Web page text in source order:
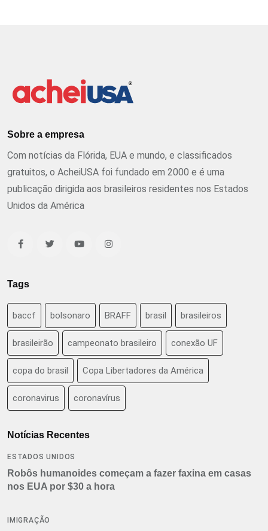
Sobre a empresa
Com notícias da Flórida, EUA e mundo, e classificados
gratuitos, o AcheiUSA foi fundado em 2000 e é uma
publicação dirigida aos brasileiros residentes nos Estados
Unidos da América
Tags
baccf bolsonaro BRAFF brasil brasileiros
brasileirão campeonato brasileiro conexão UF
copa do brasil Copa Libertadores da América
coronavirus coronavírus
Notícias Recentes
ESTADOS UNIDOS
Robôs humanoides começam a fazer faxina em casas
nos EUA por $30 a hora
IMIGRAÇÃO